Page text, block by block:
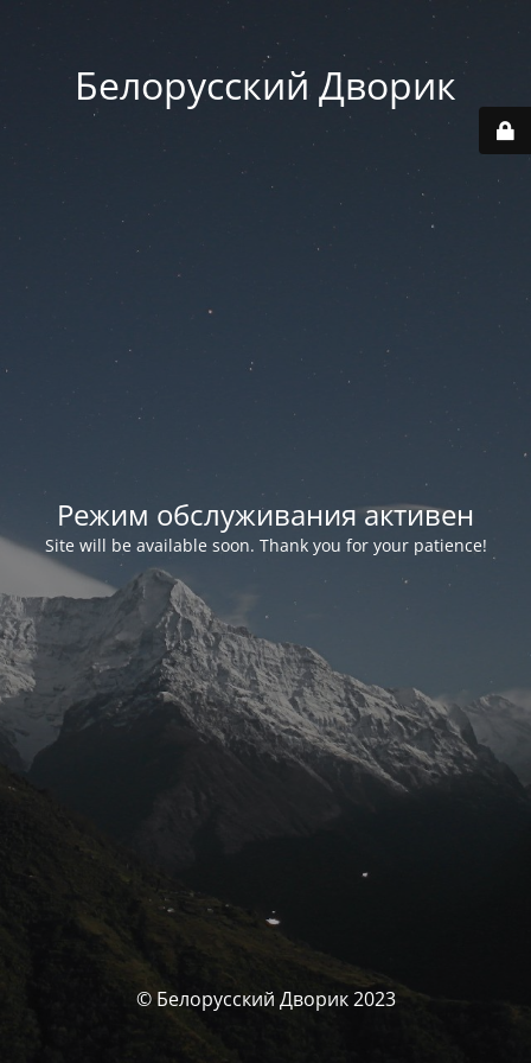
Белорусский Дворик
Режим обслуживания активен
Site will be available soon. Thank you for your patience!
© Белорусский Дворик 2023